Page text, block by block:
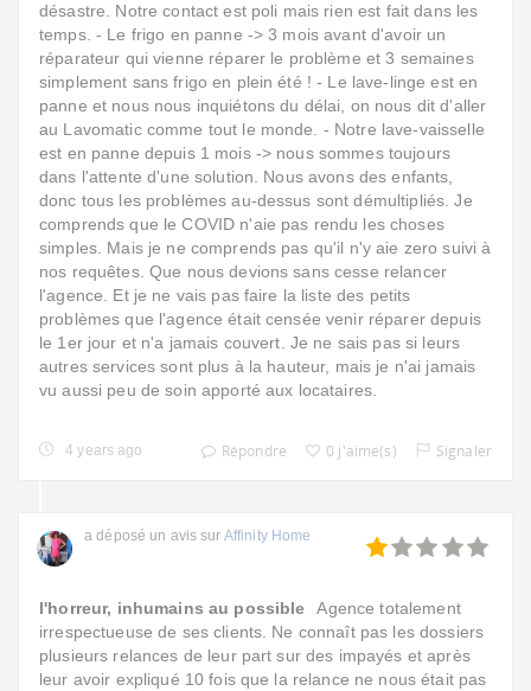
désastre. Notre contact est poli mais rien est fait dans les
temps. - Le frigo en panne -> 3 mois avant d'avoir un
réparateur qui vienne réparer le problème et 3 semaines
simplement sans frigo en plein été ! - Le lave-linge est en
panne et nous nous inquiétons du délai, on nous dit d'aller
au Lavomatic comme tout le monde. - Notre lave-vaisselle
est en panne depuis 1 mois -> nous sommes toujours
dans l'attente d'une solution. Nous avons des enfants,
donc tous les problèmes au-dessus sont démultipliés. Je
comprends que le COVID n'aie pas rendu les choses
simples. Mais je ne comprends pas qu'il n'y aie zero suivi à
nos requêtes. Que nous devions sans cesse relancer
l'agence. Et je ne vais pas faire la liste des petits
problèmes que l'agence était censée venir réparer depuis
le 1er jour et n'a jamais couvert. Je ne sais pas si leurs
autres services sont plus à la hauteur, mais je n'ai jamais
vu aussi peu de soin apporté aux locataires.
4 years ago Répondre 0 j'aime(s) Signaler
a déposé un avis sur Affinity Home
l'horreur, inhumains au possible
Agence totalement
irrespectueuse de ses clients. Ne connaît pas les dossiers
plusieurs relances de leur part sur des impayés et après
leur avoir expliqué 10 fois que la relance ne nous était pas